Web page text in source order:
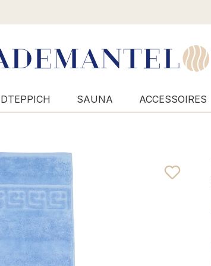
SAUNA ACCESSOIRES